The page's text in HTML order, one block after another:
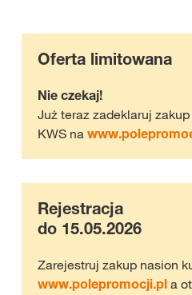
Oferta limitowana
Nie czekaj!
Już teraz zadeklaruj
KWS na
Rejestracja
do 15.05.2026
Zarejestruj zakup nasion
www.polepromocji.pl a